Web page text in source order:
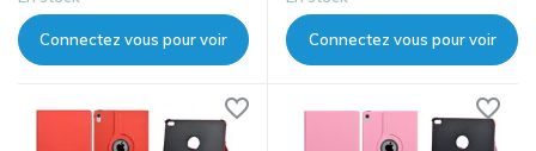
Connectez vous pour voir Connectez vous pour voir